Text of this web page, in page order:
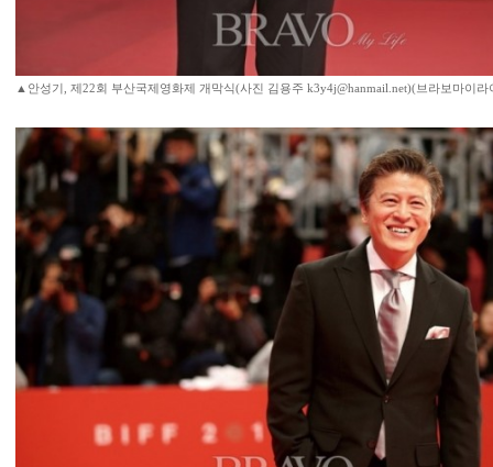
▲안성기, 제22회 부산국제영화제 개막식(사진 김용주 k3y4j@hanmail.net)(브라보마이라